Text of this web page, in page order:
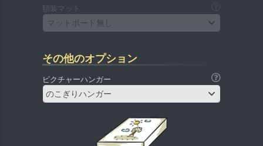
額装マット
マットボード無し
その他のオプション
ピクチャーハンガー
のこぎりハンガー